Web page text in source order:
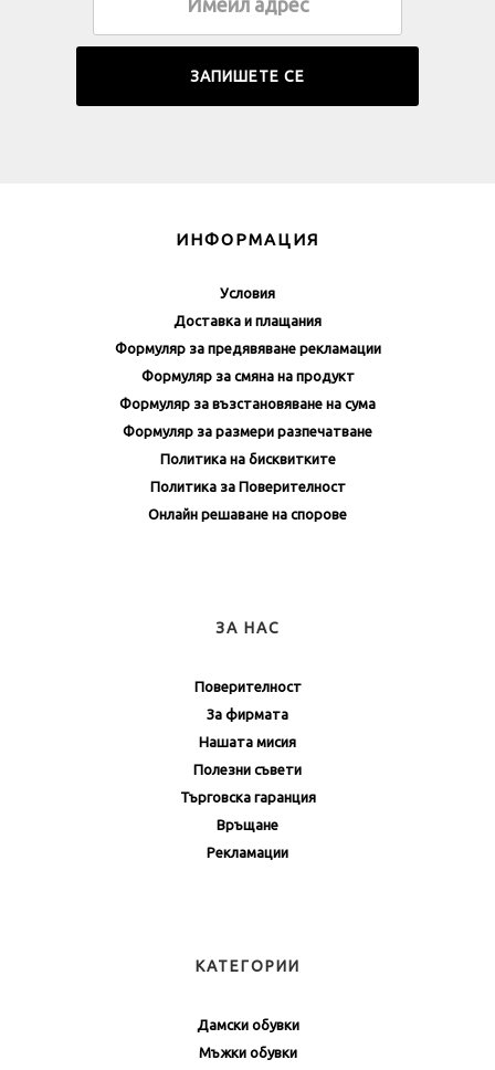
ИНФОРМАЦИЯ
Условия
Доставка и плащания
Формуляр за предявяване рекламации
Формуляр за смяна на продукт
Формуляр за възстановяване на сума
Формуляр за размери разпечатване
Политика на бисквитките
Политика за Поверителност
Онлайн решаване на спорове
ЗА НАС
Поверителност
За фирмата
Нашата мисия
Полезни съвети
Търговска гаранция
Връщане
Рекламации
КАТЕГОРИИ
Дамски обувки
Мъжки обувки